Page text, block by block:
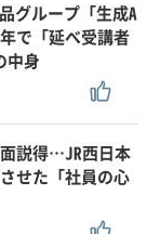
グループ「生成A
で「延べ受講者
中身
説得…JR西日本
せた「社員の心